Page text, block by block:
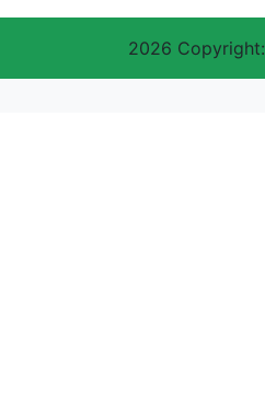
2026 Copyright: